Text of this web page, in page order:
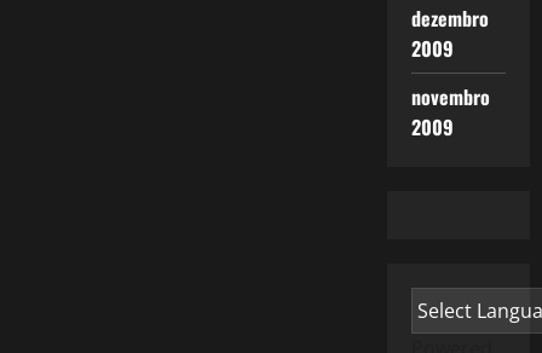
dezembro
2009
novembro
2009